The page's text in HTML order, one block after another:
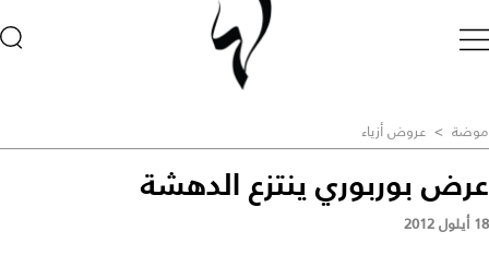
موضة > عروض أزياء
عرض بوربوري ينتزع الدهشة
18 أيلول 2012